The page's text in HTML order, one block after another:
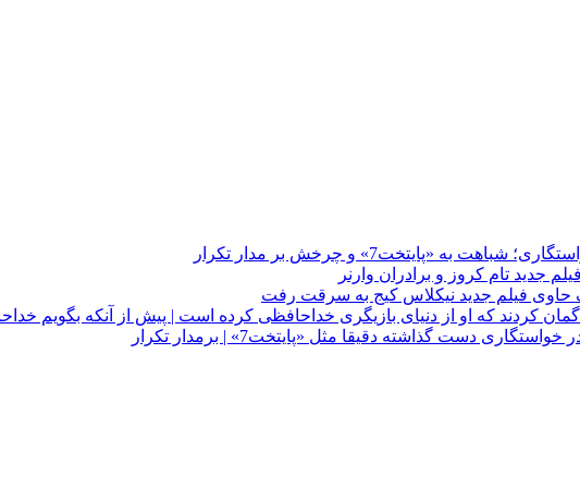
«پایتخت7» و چرخش بر مدار تکرار
کردند که او از دنیای بازیگری خداحافظی کرده است | پیش از آنکه بگویم
دست گذاشته دقیقا مثل «پایتخت7» | برمدار تکرار